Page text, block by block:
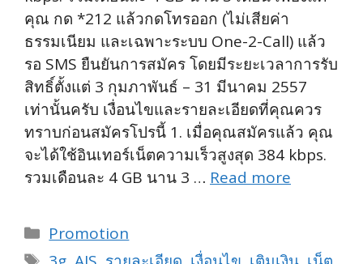
คุณ กด *212 แล้วกดโทรออก (ไม่เสียค่า
ธรรมเนียม และเฉพาะระบบ One-2-Call) แล้ว
รอ SMS ยืนยันการสมัคร โดยมีระยะเวลาการรับ
สิทธิ์ตั้งแต่ 3 กุมภาพันธ์ – 31 มีนาคม 2557
เท่านั้นครับ เงื่อนไขและรายละเอียดที่คุณควร
ทราบก่อนสมัครโปรนี้ 1. เมื่อคุณสมัครแล้ว คุณ
จะได้ใช้อินเทอร์เน็ตความเร็วสูงสุด 384 kbps.
รวมเดือนละ 4 GB นาน 3 … Read more
Categories
Promotion
Tags